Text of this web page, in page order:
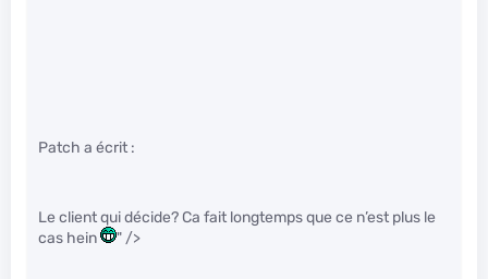
Patch a écrit :
Le client qui décide? Ca fait longtemps que ce n’est plus le
cas hein
" />